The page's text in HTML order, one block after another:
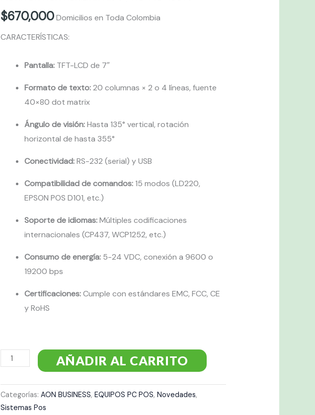
$670,000 Domicilios en Toda Colombia
CARACTERÍSTICAS:
Pantalla: TFT-LCD de 7″
Formato de texto:20 columnas × 2 o 4 líneas, fuente
40×80 dot matrix
Ángulo de visión:Hasta 135° vertical, rotación
horizontal de hasta 355°
Conectividad:RS-232 (serial) y USB
Compatibilidad de comandos:15 modos (LD220,
EPSON POS D101, etc.)
Soporte de idiomas:Múltiples codificaciones
internacionales (CP437, WCP1252, etc.)
Consumo de energía: 5-24 VDC, conexión a 9600 o
19200 bps
Certificaciones:Cumple con estándares EMC, FCC, CE
y RoHS
/
AO-
1001
cantidad
AÑADIR AL CARRITO
Categorías:AON BUSINESS,EQUIPOS PC POS,Novedades,
Sistemas Pos